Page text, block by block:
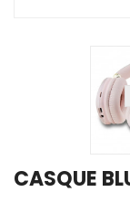
CASQUE